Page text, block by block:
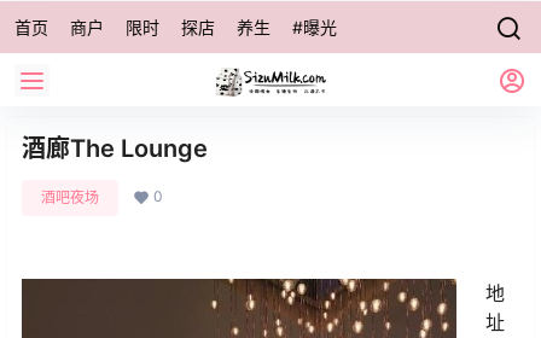
首页 商户 限时 探店 养生 #曝光
酒廊The Lounge
酒吧夜场 0
地
址